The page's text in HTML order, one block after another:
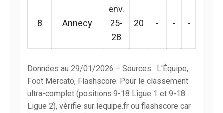
8 Annecy
env.
25-
28
20 - - -
Données au 29/01/2026 – Sources : L'Équipe,
Foot Mercato, Flashscore. Pour le classement
ultra-complet (positions 9-18 Ligue 1 et 9-18
Ligue 2), vérifie sur lequipe.fr ou flashscore car